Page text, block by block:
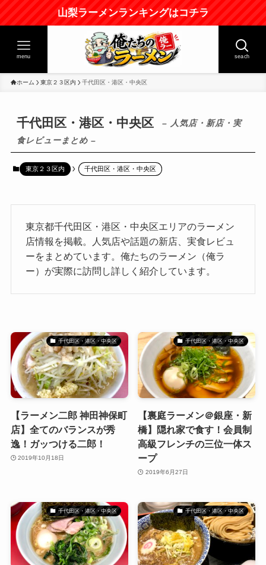
山梨ラーメンランキングはコチラ
seach
menu
ホーム 東京２３区内 千代田区・港区・中央区
千代田区・港区・中央区
– 人気店・新店・実
食レビューまとめ –
東京２３区内 千代田区・港区・中央区
東京都千代田区・港区・中央区エリアのラーメン
店情報を掲載。人気店や話題の新店、実食レビュ
ーをまとめています。俺たちのラーメン（俺ラ
ー）が実際に訪問し詳しく紹介しています。
千代田区・港区・中央区
【ラーメン二郎 神田神保町
店】全てのバランスが秀
逸！ガッつける二郎！
2019年10月18日
千代田区・港区・中央区
【裏庭ラーメン＠銀座・新
橋】隠れ家で食す！会員制
高級フレンチの三位一体ス
ープ
2019年6月27日
千代田区・港区・中央区 千代田区・港区・中央区